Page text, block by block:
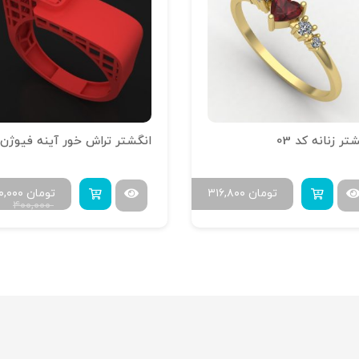
۳۲۰,۰۰۰تومان
انگشتر سبدی کد 02
تومان